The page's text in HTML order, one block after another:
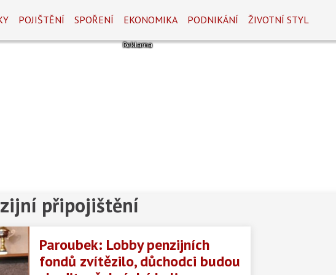
POJIŠTĚNÍ SPOŘENÍ EKONOMIKA PODNIKÁNÍ ŽIVOTNÍ STYL
připojištění
Paroubek: Lobby penzijních
fondů zvítězilo, důchodci budou